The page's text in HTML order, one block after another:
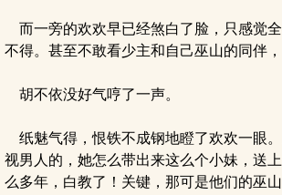
而一旁的欢欢早已经煞白了脸，只感觉
不得。甚至不敢看少主和自己巫山的同伴，
胡不依没好气哼了一声。
纸魅气得，恨铁不成钢地瞪了欢欢一眼
视男人的，她怎么带出来这么个小妹，送
么多年，白教了！关键，那可是他们的巫